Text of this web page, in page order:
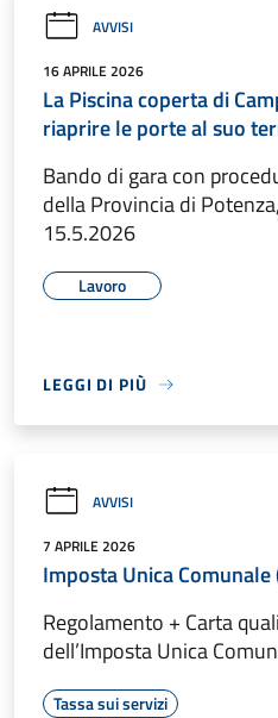
AVVISI
16 APRILE 2026
La Piscina coperta di
riaprire le porte al suo
Bando di gara con
della Provincia di
15.5.2026
Lavoro
LEGGI DI PIÙ
AVVISI
7 APRILE 2026
Imposta Unica Comunale
Regolamento + Carta
dell’Imposta Unica
Tassa sui servizi